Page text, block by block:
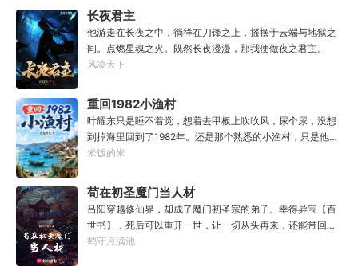
张本命卡【天蝎座】诞生了！“什么幽冥诡域毒物和凶兽，不
都是一堆辣条吗？”“机械之神是吧？听说你身子骨很
硬？”“精灵世界的万兽神是吧？敢不敢跟我家四神兽比划比
划？”“哪来的星空邪物，看我星魂融合技【二十八星
宿】！”“再来一招星魂融合技【黄道十二宫】！”“什么？你
年，你想加入星宿派还是星座派？”
长夜君主
他游走在长夜之中，徜徉在刀锋之上，摇摆于云端与地狱之
间。点燃星魂之火。既然长夜漫漫，那我便做夜之君主。
风凌天下
重回1982小渔村
叶耀东只是睡不着觉，想着去甲板上吹吹风，尿个尿，没想
到掉海里回到了1982年。还是那个熟悉的小渔村，只是他已
经不是年轻时候的他了。混账了半辈子，这回他想好好来过
他也没什么大理想大志向，只想挽回遗憾，跟老婆好好过日
子，一家子平安喜乐就好。
米饭的米
苟在初圣魔门当人材
吕阳穿越修仙界，却成了魔门初圣宗的弟子。幸得异宝【百
世书】，死后可以重开一世，让一切从头再来，还能带回前
世的宝物，修为，寿命，甚至觉醒特殊的天赋。奈何次数有
鹤守月满池